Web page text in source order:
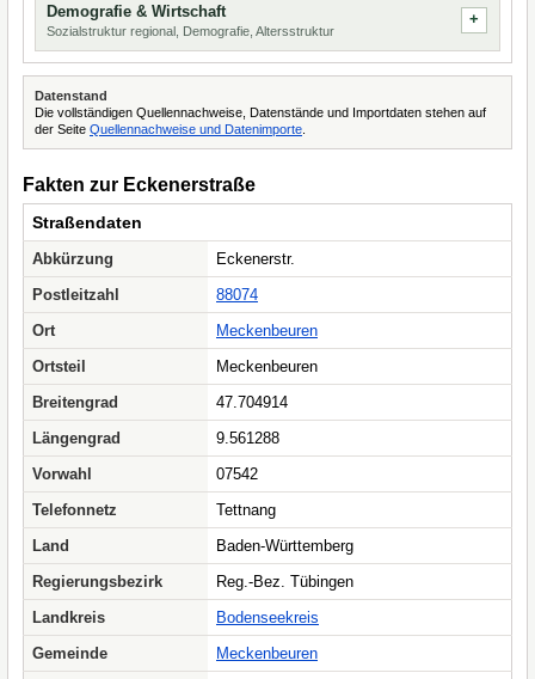
Demografie & Wirtschaft
Sozialstruktur regional, Demografie, Altersstruktur
Datenstand
Die vollständigen Quellennachweise, Datenstände und Importdaten stehen auf
der Seite Quellennachweise und Datenimporte
Fakten zur Eckenerstraße
Straßendaten
Abkürzung
Eckenerstr.
Postleitzahl
88074
Ort
Meckenbeuren
Ortsteil
Meckenbeuren
Breitengrad
47.704914
Längengrad
9.561288
Vorwahl
07542
Telefonnetz
Tettnang
Land
Baden-Württemberg
Regierungsbezirk
Reg.-Bez. Tübingen
Landkreis
Bodenseekreis
Gemeinde
Meckenbeuren